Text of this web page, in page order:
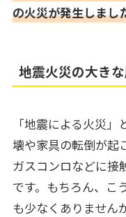
の火災が発生しまし
地震火災の大きな
「地震による火災
壊や家具の転倒が起
ガスコンロなどに接
です。もちろん、こ
も少なくありません